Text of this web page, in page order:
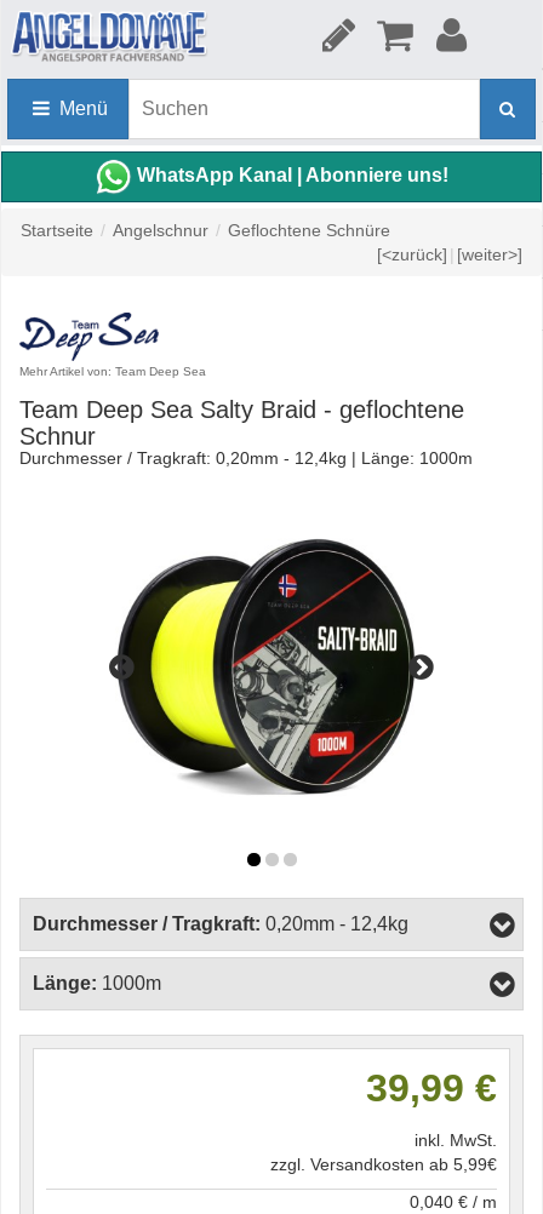
Menü
WhatsApp Kanal | Abonniere uns!
Startseite / Angelschnur / Geflochtene Schnüre
[<zurück] | [weiter>]
Mehr Artikel von: Team Deep Sea
Team Deep Sea Salty Braid - geflochtene
Schnur
Durchmesser / Tragkraft: 0,20mm - 12,4kg | Länge: 1000m
Durchmesser / Tragkraft: 0,20mm - 12,4kg
Länge: 1000m
39,99 €
inkl. MwSt.
zzgl. Versandkosten ab 5,99€
0,040 € / m